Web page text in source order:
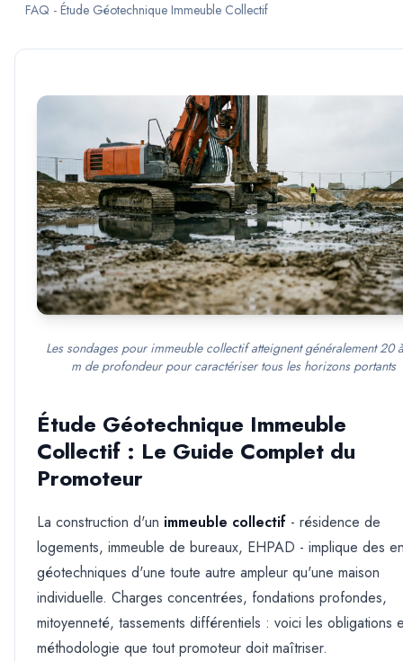
FAQ - Étude Géotechnique Immeuble Collectif
Les sondages pour immeuble collectif atteignent généralement 20
m de profondeur pour caractériser tous les horizons portants
Étude Géotechnique Immeuble
Collectif : Le Guide Complet du
Promoteur
La construction d'un immeuble collectif - résidence de
logements, immeuble de bureaux, EHPAD - implique des
géotechniques d'une toute autre ampleur qu'une maison
individuelle. Charges concentrées, fondations profondes,
mitoyenneté, tassements différentiels : voici les obligations
méthodologie que tout promoteur doit maîtriser.